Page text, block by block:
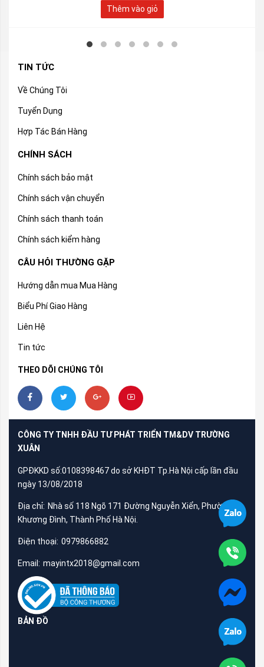
Thêm vào giỏ
TIN TỨC
Về Chúng Tôi
Tuyển Dụng
Hợp Tác Bán Hàng
CHÍNH SÁCH
Chính sách bảo mật
Chính sách vận chuyển
Chính sách thanh toán
Chính sách kiểm hàng
CÂU HỎI THƯỜNG GẶP
Hướng dẫn mua Mua Hàng
Biểu Phí Giao Hàng
Liên Hệ
Tin tức
THEO DÕI CHÚNG TÔI
CÔNG TY TNHH ĐẦU TƯ PHÁT TRIỂN TM&DV TRƯỜNG
XUÂN
GPĐKKD số:0108398467 do sở KHĐT Tp.Hà Nội cấp lần đầu
ngày 13/08/2018
Địa chỉ: Nhà số 118 Ngõ 171 Đường Nguyễn Xiển, Phường
Khương Đình, Thành Phố Hà Nội.
Điện thoại: 0979866882
Email: mayintx2018@gmail.com
BẢN ĐỒ